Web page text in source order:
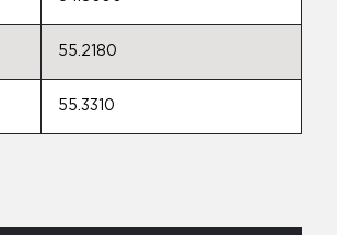
55.2180
55.3310